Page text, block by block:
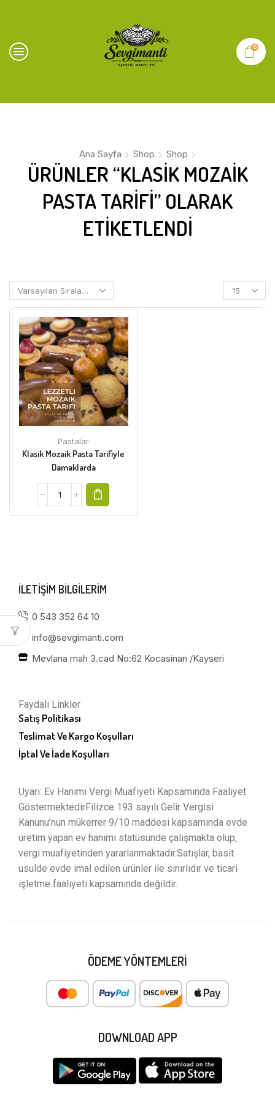
0
Ana Sayfa Shop Shop
ÜRÜNLER “KLASIK MOZAIK
PASTA TARIFI” OLARAK
ETIKETLENDI
Pastalar
Klasik Mozaik Pasta Tarifiyle
Damaklarda
ILETIŞIM BILGILERIM
0 543 352 64 10
info@sevgimanti.com
Mevlana mah 3.cad No:62 Kocasinan /Kayseri
Faydalı Linkler
Satış Politikası
Teslimat Ve Kargo Koşulları
İptal Ve İade Koşulları
Uyarı: Ev Hanımı Vergi Muafiyeti Kapsamında Faaliyet
GöstermektedirFilizce 193 sayılı Gelir Vergisi
Kanunu’nun mükerrer 9/10 maddesi kapsamında evde
üretim yapan ev hanımı statüsünde çalışmakta olup,
vergi muafiyetinden yararlanmaktadır.Satışlar, basit
usulde evde imal edilen ürünler ile sınırlıdır ve ticari
işletme faaliyeti kapsamında değildir.
ÖDEME YÖNTEMLERI
DOWNLOAD APP